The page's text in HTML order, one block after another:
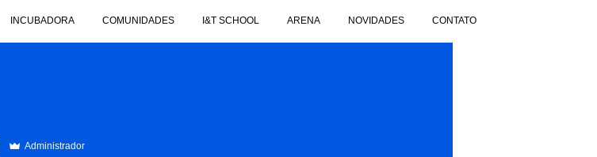
INCUBADORA COMUNIDADES I&T SCHOOL ARENA NOVIDADES CONTATO
Administrador